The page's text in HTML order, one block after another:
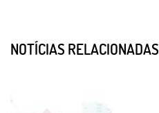
NOTÍCIAS RELACIONADAS